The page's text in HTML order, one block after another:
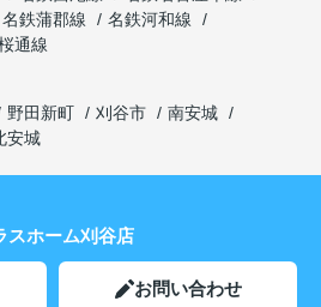
名鉄蒲郡線
名鉄河和線
通線
野田新町 刈谷市
南安城
安城
スホーム刈谷店
お問い合わせ